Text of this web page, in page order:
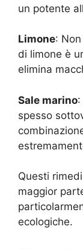
un potente
Limone:
di limone è
elimina
Sale marino
spesso
Questi
maggior
ecologiche.